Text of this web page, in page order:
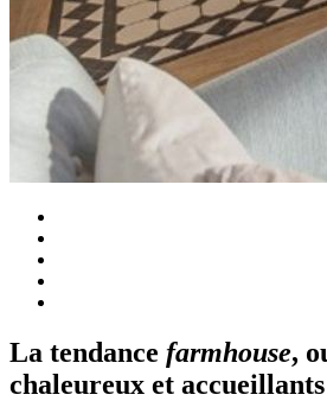
La tendance farmhouse,
chaleureux et